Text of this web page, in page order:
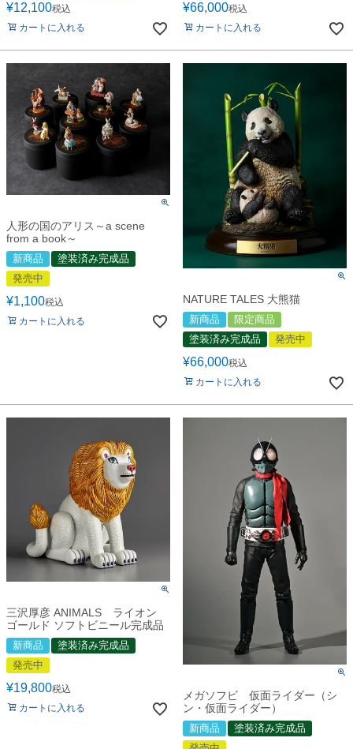
¥12,100税込
カートに入れる
¥66,000税込
カートに入れる
人形の国のアリス～a scene
from a book～
新商品
塗装済み完成品
発売中
¥1,100税込
カートに入れる
NATURE TALES 大熊猫
新商品
限定商品
塗装済み完成品
発売中
¥66,000税込
カートに入れる
三沢厚彦 ANIMALS ライオン
ゴールド ソフトビニール完成品
新商品
塗装済み完成品
発売中
¥19,800税込
カートに入れる
メガソフビ 仮面ライダー（シ
ン・仮面ライダー）
新商品
塗装済み完成品